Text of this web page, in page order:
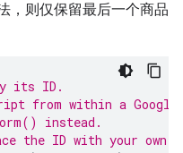
，则仅保留最后一个商品
its ID.
from within a Google
instead.
the ID with your own.